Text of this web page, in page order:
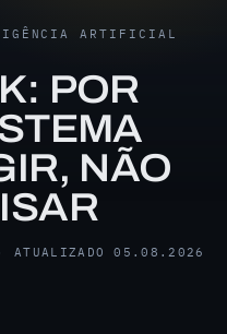
ARTIFICIAL
POR
NÃO
05.08.2026